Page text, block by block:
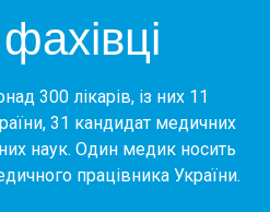
300 лікарів, із них 11
31 кандидат медичних
наук. Один медик носить
працівника України.